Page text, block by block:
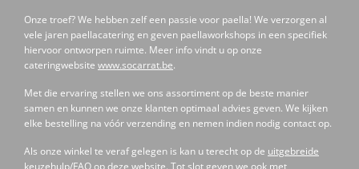
Onze troef? We hebben zelf een passie voor paella! We verzorgen al
vele jaren paellacatering en geven paellaworkshops in een specifiek
hiervoor ontworpen ruimte. Meer info vindt u op onze
cateringwebsite www.socarrat.be.
Met die ervaring stellen we ons assortiment op de beste manier
samen en kunnen we onze klanten optimaal advies geven. We kijken
elke bestelling na vóór verzending en nemen indien nodig contact op.
Als onze winkel te veraf gelegen is kan u terecht op de uitgebreide
keuzehulp/FAQop deze website. Tot slot geven we ook met